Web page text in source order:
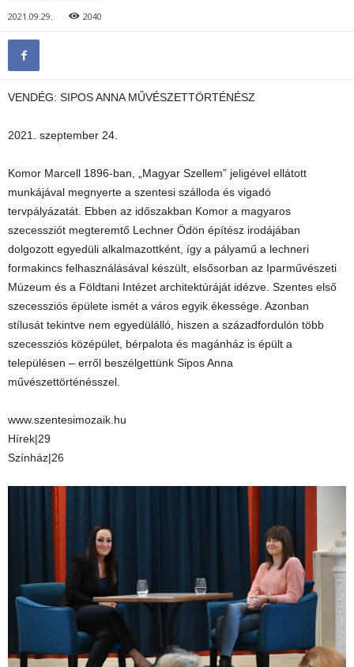
2021.09.29. 2040
VENDÉG: SIPOS ANNA MŰVÉSZETTÖRTÉNÉSZ
2021. szeptember 24.
Komor Marcell 1896-ban, „Magyar Szellem” jeligével ellátott
munkájával megnyerte a szentesi szálloda és vigadó
tervpályázatát. Ebben az időszakban Komor a magyaros
szecessziót megteremtő Lechner Ödön építész irodájában
dolgozott egyedüli alkalmazottként, így a pályamű a lechneri
formakincs felhasználásával készült, elsősorban az Iparművészeti
Múzeum és a Földtani Intézet architektúráját idézve. Szentes első
szecessziós épülete ismét a város egyik ékessége. Azonban
stílusát tekintve nem egyedülálló, hiszen a századfordulón több
szecessziós középület, bérpalota és magánház is épült a
településen – erről beszélgettünk Sipos Anna
művészettörténésszel.
www.szentesimozaik.hu
Hírek|29
Színház|26